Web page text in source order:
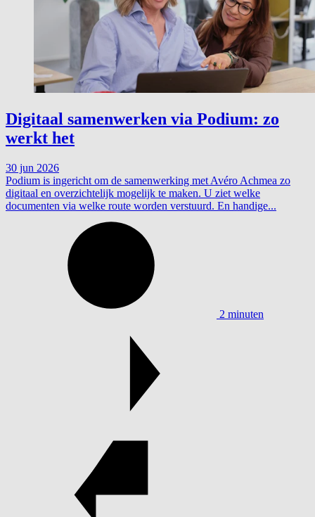
Digitaal samenwerken via Podium: zo
werkt het
30 jun 2026
Podium is ingericht om de samenwerking met Avéro Achmea zo
digitaal en overzichtelijk mogelijk te maken. U ziet welke
documenten via welke route worden verstuurd. En handige...
2 minuten